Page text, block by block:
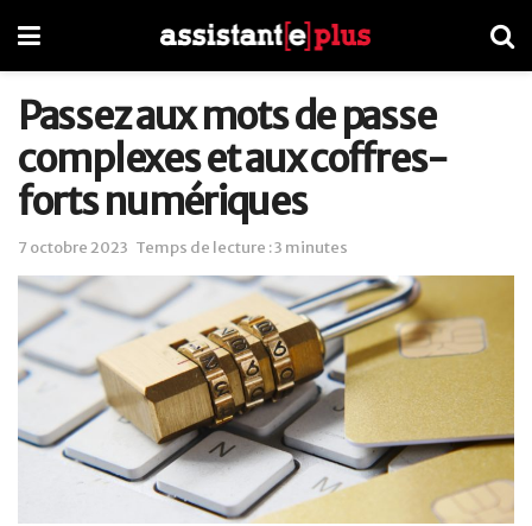
Passez aux mots de passe
complexes et aux coffres-
forts numériques
7 octobre 2023 Temps de lecture : 3 minutes